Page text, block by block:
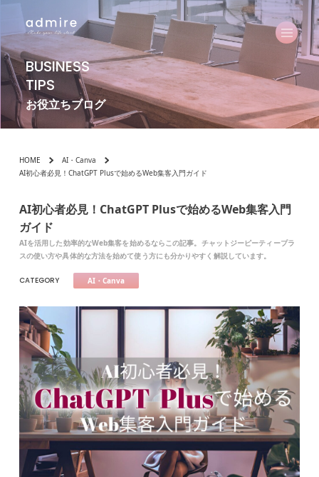
BUSINESS
TIPS
お役立ちブログ
HOME
AI・Canva
AI初心者必見！ChatGPT Plusで始めるWeb集客入門ガイド
AI初心者必見！ChatGPT Plusで始めるWeb集客入門
ガイド
AIを活用した効率的なWeb集客を始めるならこの記事。チャットジーピーティープラ
スの使い方や具体的な方法を始めて使う方にも分かりやすく解説しています。
CATEGORY AI・Canva